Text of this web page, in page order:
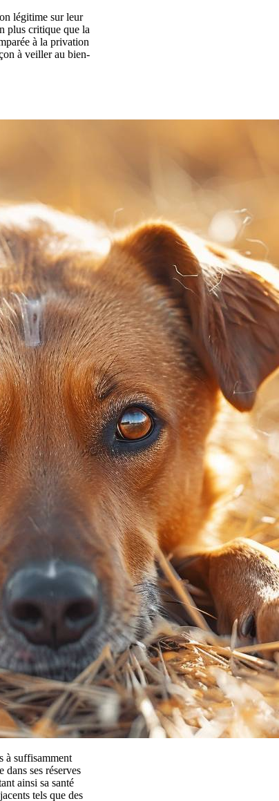
légitime sur leur
plus critique que la
à la privation
à veiller au bien-
à suffisamment
dans ses réserves
ainsi sa santé
tels que des